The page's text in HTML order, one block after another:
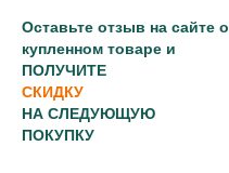
Оставьте отзыв на сайте о
купленном товаре и
ПОЛУЧИТЕ
СКИДКУ
НА СЛЕДУЮЩУЮ
ПОКУПКУ